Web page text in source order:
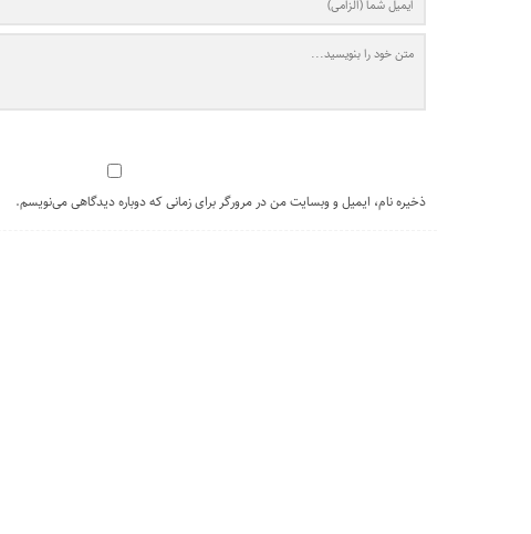
ذخیره نام، ایمیل و وبسایت من در مرورگر برای زمانی که دوباره دیدگاهی می‌نویسم.